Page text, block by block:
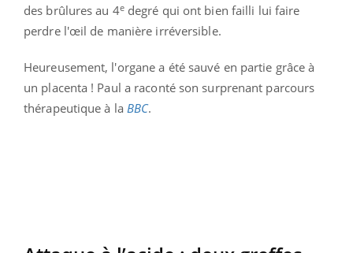
des brûlures au 4edegré qui ont bien failli lui faire
perdre l'œil de manière irréversible.
Heureusement, l'organe a été sauvé en partie grâce à
un placenta ! Paul a raconté son surprenant parcours
thérapeutique à la BBC.